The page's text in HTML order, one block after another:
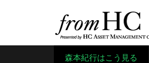
森本紀行はこう見る